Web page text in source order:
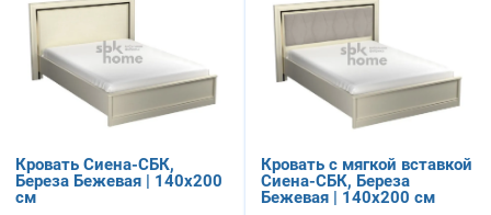
Кровать Сиена-СБК,
Береза Бежевая | 140х200
см
Кровать с мягкой вставкой
Сиена-СБК, Береза
Бежевая | 140х200 см